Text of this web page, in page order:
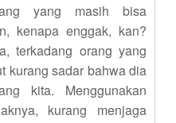
yang masih bisa
kenapa enggak, kan?
terkadang orang yang
kurang sadar bahwa dia
kita. Menggunakan
kurang menjaga